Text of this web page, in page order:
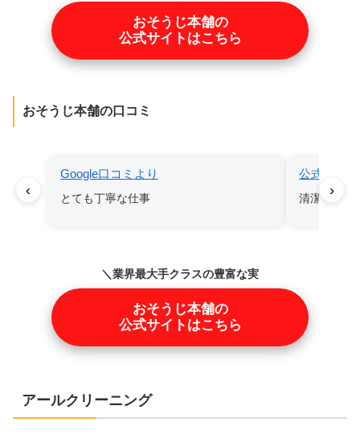
おそうじ本舗の
公式サイトはこちら
おそうじ本舗の口コミ
‹
Google口コミより
とても丁寧な仕事
公式サイ
清潔、丁寧
›
＼業界最大手クラスの豊富な実
おそうじ本舗の
公式サイトはこちら
アールクリーニング